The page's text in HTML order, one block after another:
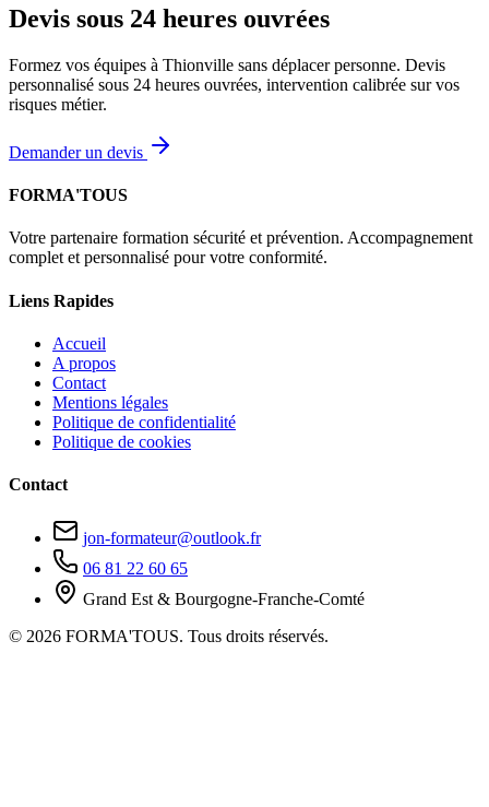
Devis sous 24 heures ouvrées
Formez vos équipes à Thionville sans déplacer personne. Devis
personnalisé sous 24 heures ouvrées, intervention calibrée sur vos
risques métier.
Demander un devis
FORMA'TOUS
Votre partenaire formation sécurité et prévention. Accompagnement
complet et personnalisé pour votre conformité.
Liens Rapides
Accueil
A propos
Contact
Mentions légales
Politique de confidentialité
Politique de cookies
Contact
jon-formateur@outlook.fr
06 81 22 60 65
Grand Est & Bourgogne-Franche-Comté
© 2026 FORMA'TOUS. Tous droits réservés.